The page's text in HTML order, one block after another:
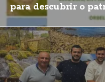
para descubrir o